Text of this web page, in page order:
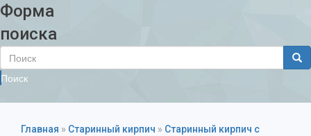
Форма
поиска
Поиск
Главная » Старинный кирпич » Старинный кирпич с